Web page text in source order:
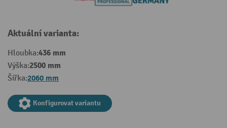
Aktuální varianta:
Hloubka:436 mm
Výška:2500 mm
Šířka:2060 mm
Konfigurovat variantu